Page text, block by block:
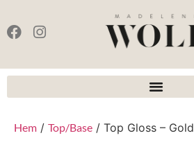
Hem / Top/Base / Top Gloss – Gold